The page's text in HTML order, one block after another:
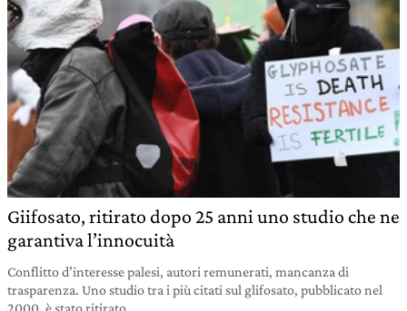
Giifosato, ritirato dopo 25 anni uno studio che ne
garantiva l’innocuità
Conflitto d’interesse palesi, autori remunerati, mancanza di
trasparenza. Uno studio tra i più citati sul glifosato, pubblicato nel
2000, è stato ritirato.